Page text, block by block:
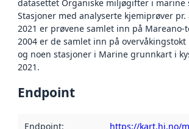
datasettet Organiske miljøgifter i marine
Stasjoner med analyserte kjemiprøver pr.
2021 er prøvene samlet inn på Mareano-
2004 er de samlet inn på
og noen stasjoner i Marine grunnkart i
2021.
Endpoint
Endpoint:
https://kart.hi.no/